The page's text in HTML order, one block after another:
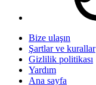
Bize ulaşın
Şartlar ve kurallar
Gizlilik politikası
Yardım
Ana sayfa